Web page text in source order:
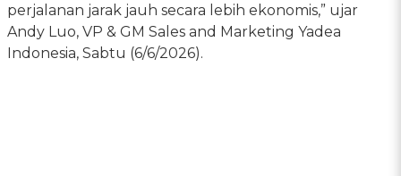
perjalanan jarak jauh secara lebih ekonomis,” ujar
Andy Luo, VP & GM Sales and Marketing Yadea
Indonesia, Sabtu (6/6/2026).